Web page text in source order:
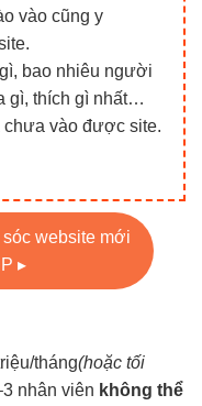
vào cũng y
bao nhiêu người
gì, thích gì nhất…
chưa vào được site.
website mới
▸
tháng(hoặc tối
nhân viên không thể